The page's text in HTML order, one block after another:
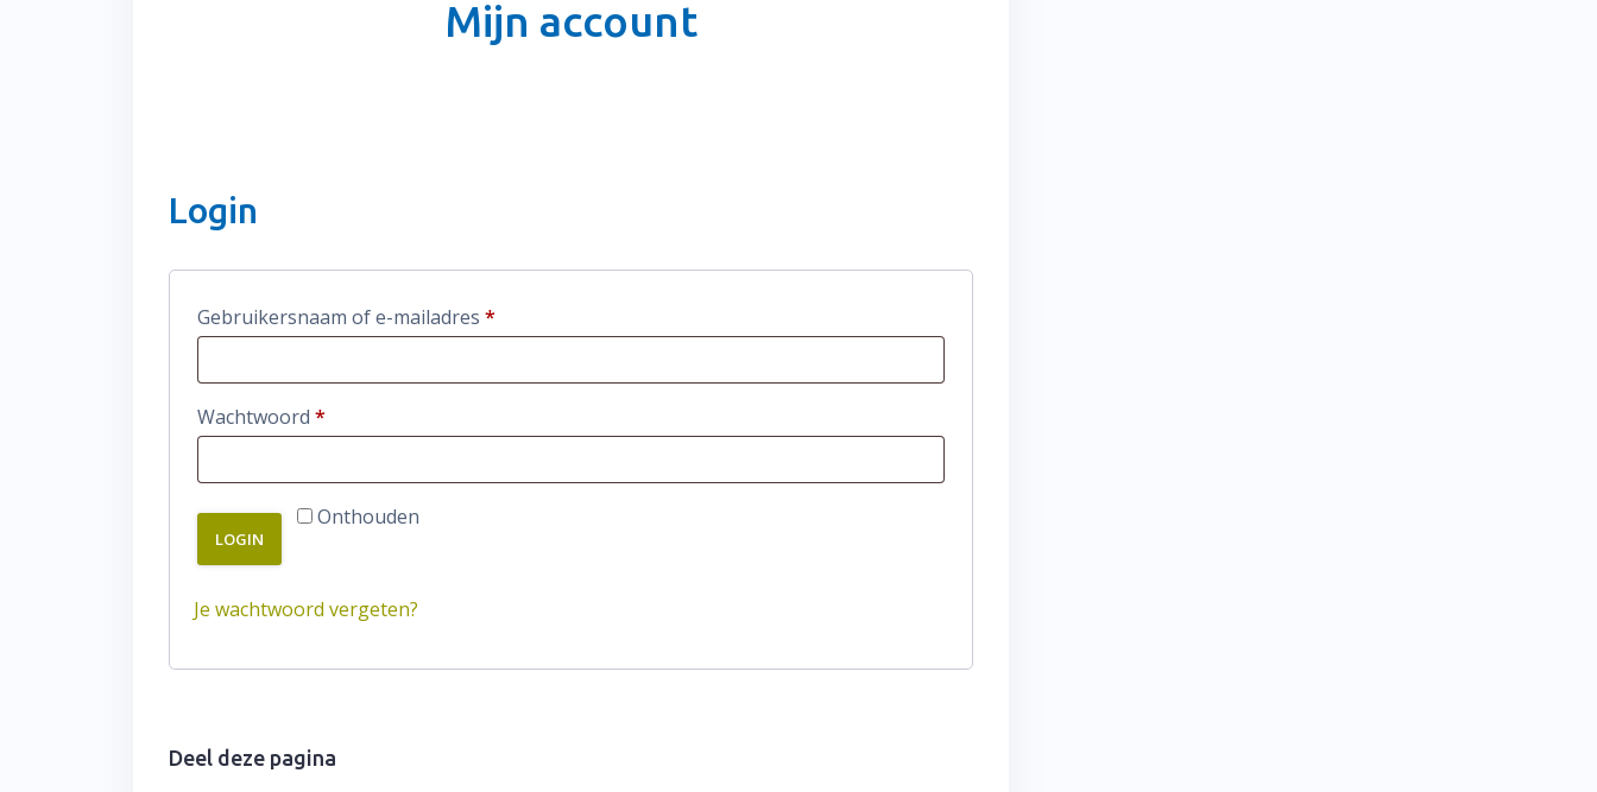
Mijn account
Login
Gebruikersnaam of e-mailadres *
Wachtwoord *
Onthouden
LOGIN
Je wachtwoord vergeten?
Deel deze pagina